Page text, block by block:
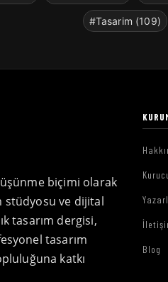
#Tasarim (109)
biçimi olarak
stüdyosu ve dijital
tasarım dergisi,
tasarım
katkı
Blog